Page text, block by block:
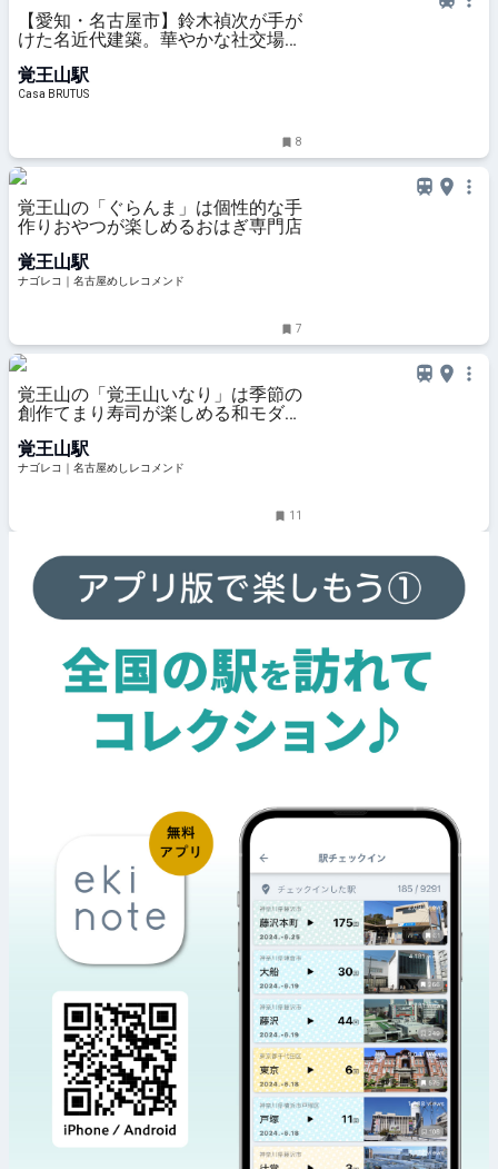
【愛知・名古屋市】鈴木禎次が手が
けた名近代建築。華やかな社交場
日散歩
覚王山駅
Casa BRUTUS
8
覚王山の「ぐらんま」は個性的な手
作りおやつが楽しめるおはぎ専門店
覚王山駅
ナゴレコ｜名古屋めしレコメンド
7
覚王山の「覚王山いなり」は季節の
創作てまり寿司が楽しめる和モダン
覚王山駅
ナゴレコ｜名古屋めしレコメンド
11